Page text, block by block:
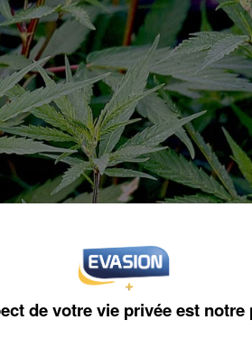
de votre vie privée est notre